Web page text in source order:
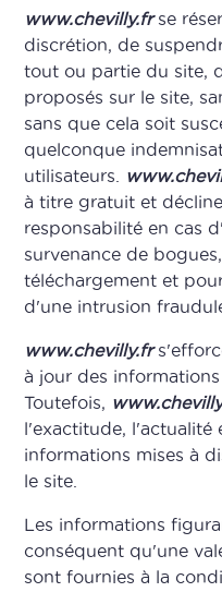
www.chevilly.frse
discrétion, de
tout ou partie du site,
proposés sur le site,
sans que cela soit
quelconque
utilisateurs.
à titre gratuit et
responsabilité en cas
survenance de
téléchargement et
d'une intrusion
www.chevilly.fr
à jour des
Toutefois,
l'exactitude, l'actualité
informations mises à
le site.
Les informations
conséquent qu'une
sont fournies à la